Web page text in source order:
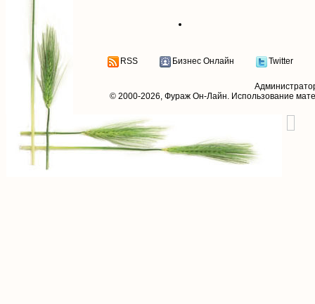
RSS Бизнес Онлайн Twitter
© 2000-2026, Фураж Он-Лайн. Использование